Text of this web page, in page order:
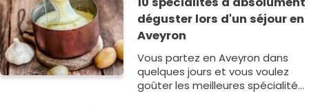
déguster lors d'un séjour en
Aveyron
Vous partez en Aveyron dans
quelques jours et vous voulez
goûter les meilleures spécialités